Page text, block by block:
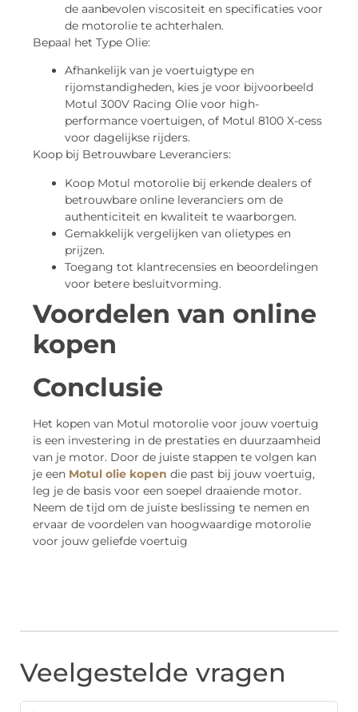
de aanbevolen viscositeit en specificaties voor
de motorolie te achterhalen.
Bepaal het Type Olie:
Afhankelijk van je voertuigtype en
rijomstandigheden, kies je voor bijvoorbeeld
Motul 300V Racing Olie voor high-
performance voertuigen, of Motul 8100 X-cess
voor dagelijkse rijders.
Koop bij Betrouwbare Leveranciers:
Koop Motul motorolie bij erkende dealers of
betrouwbare online leveranciers om de
authenticiteit en kwaliteit te waarborgen.
Gemakkelijk vergelijken van olietypes en
prijzen.
Toegang tot klantrecensies en beoordelingen
voor betere besluitvorming.
Voordelen van online
kopen
Conclusie
Het kopen van Motul motorolie voor jouw voertuig
is een investering in de prestaties en duurzaamheid
van je motor. Door de juiste stappen te volgen kan
je een Motul olie kopen die past bij jouw voertuig,
leg je de basis voor een soepel draaiende motor.
Neem de tijd om de juiste beslissing te nemen en
ervaar de voordelen van hoogwaardige motorolie
voor jouw geliefde voertuig
Veelgestelde vragen